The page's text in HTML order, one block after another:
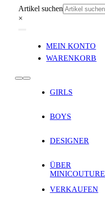
Inhalt
Artikel suchen
×
Navigation
MEIN KONTO
WARENKORB
Toggle
Navigation
GIRLS
BOYS
DESIGNER
ÜBER
MINICOUTURE
VERKAUFEN